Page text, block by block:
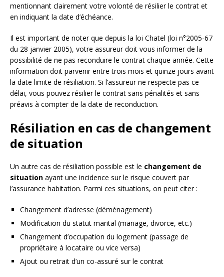
mentionnant clairement votre volonté de résilier le contrat et
en indiquant la date d’échéance.
Il est important de noter que depuis la loi Chatel (loi n°2005-67
du 28 janvier 2005), votre assureur doit vous informer de la
possibilité de ne pas reconduire le contrat chaque année. Cette
information doit parvenir entre trois mois et quinze jours avant
la date limite de résiliation. Si l’assureur ne respecte pas ce
délai, vous pouvez résilier le contrat sans pénalités et sans
préavis à compter de la date de reconduction.
Résiliation en cas de changement
de situation
Un autre cas de résiliation possible est le changement de
situation ayant une incidence sur le risque couvert par
l’assurance habitation. Parmi ces situations, on peut citer :
Changement d’adresse (déménagement)
Modification du statut marital (mariage, divorce, etc.)
Changement d’occupation du logement (passage de
propriétaire à locataire ou vice versa)
Ajout ou retrait d’un co-assuré sur le contrat